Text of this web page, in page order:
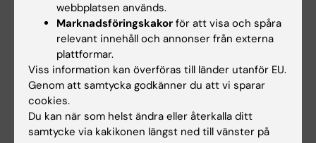
webbplatsen används.
Marknadsföringskakor för att visa och spåra
relevant innehåll och annonser från externa
plattformar.
Viss information kan överföras till länder utanför EU.
Genom att samtycka godkänner du att vi sparar
cookies.
Du kan när som helst ändra eller återkalla ditt
samtycke via kakikonen längst ned till vänster på